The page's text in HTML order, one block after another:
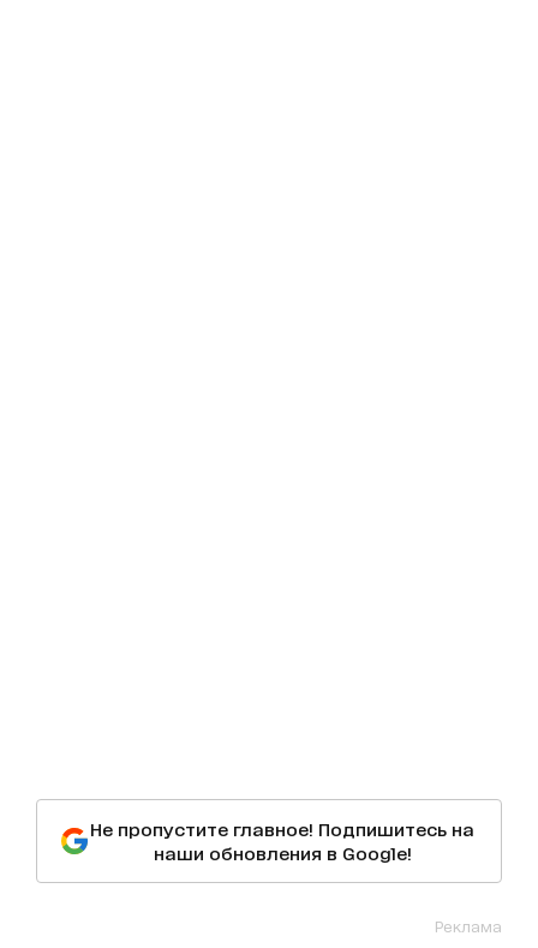
Не пропустите главное! Подпишитесь на
наши обновления в Google!
Реклама